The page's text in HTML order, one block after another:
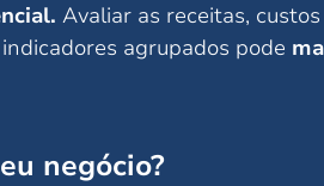
Avaliar as receitas, custos
agrupados pode
negócio?